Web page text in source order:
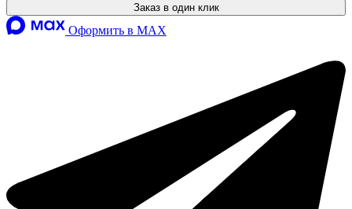
Заказ в один клик
Оформить в MAX